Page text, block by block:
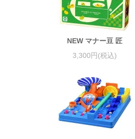
NEW マナー豆 匠
3,300円(税込)